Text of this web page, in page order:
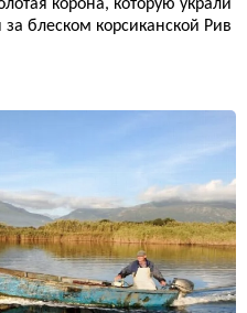
корона, которую украли
блеском корсиканской Рив